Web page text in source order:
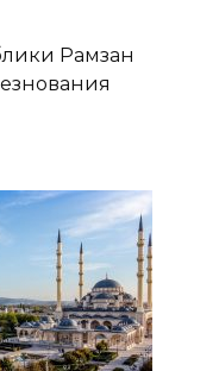
Рамзан